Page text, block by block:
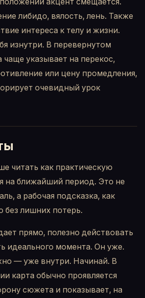
либидо, вялость, лень. Также
интереса к телу и жизни.
изнутри. В перевернутом
указывает на перекос,
или цену промедления,
очевидный урок
читать как практическую
на ближайший период. Это не
а рабочая подсказка, как
без лишних потерь.
прямо, полезно действовать
идеального момента. Он уже.
— уже внутри. Начинай. В
карта обычно проявляется
сюжета и показывает, на